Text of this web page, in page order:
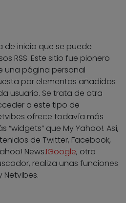
de inicio que se puede
RSS. Este sitio fue pionero
una página personal
por elementos añadidos
usuario. Se trata de otra
a este tipo de
ofrece todavía más
“widgets” que My Yahoo!. Así,
de Twitter, Facebook,
News.IGoogle, otro
realiza unas funciones
Netvibes.